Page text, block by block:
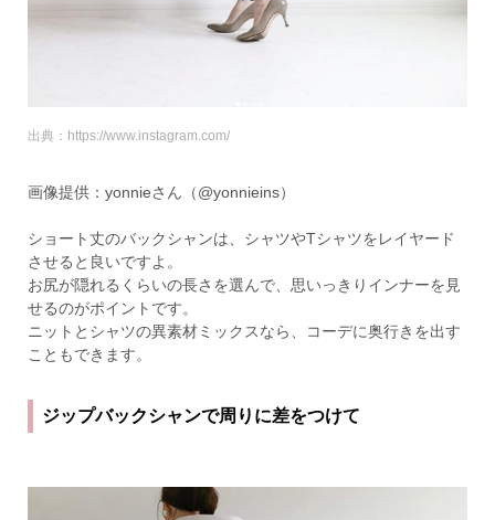
出典：https://www.instagram.com/
画像提供：yonnieさん（@yonnieins）
ショート丈のバックシャンは、シャツやTシャツをレイヤード
させると良いですよ。
お尻が隠れるくらいの長さを選んで、思いっきりインナーを見
せるのがポイントです。
ニットとシャツの異素材ミックスなら、コーデに奥行きを出す
こともできます。
ジップバックシャンで周りに差をつけて